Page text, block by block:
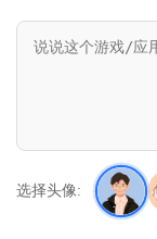
选择头像: